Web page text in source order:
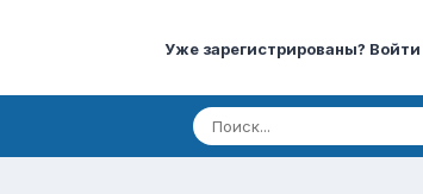
Уже зарегистрированы? Войти